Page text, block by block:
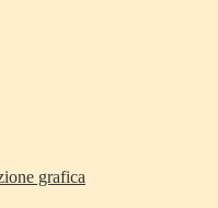
grafica